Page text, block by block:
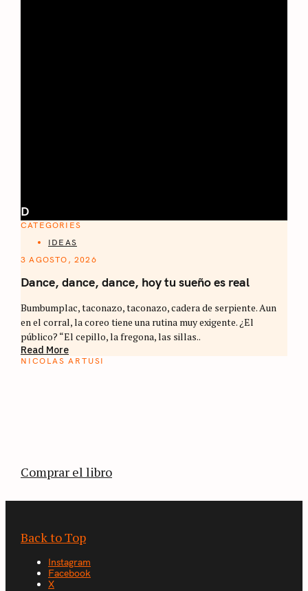
D
CATEGORIES
IDEAS
3 AGOSTO, 2026
Dance, dance, dance, hoy tu sueño es real
Bumbumplac, taconazo, taconazo, cadera de serpiente. Aun
en el corral, la coreo tiene una rutina muy exigente. ¿El
público? “El cepillo, la fregona, las sillas..
Read More
NICOLAS ARTUSI
Comprar el libro
Back to Top
Instagram
Facebook
X